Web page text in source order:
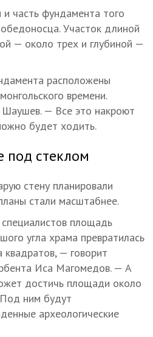
часть фундамента того
Участок длиной
— около трех и глубиной —
расположены
времени.
— Все это накроют
будет ходить.
под стеклом
стену планировали
стали масштабнее.
площадь
угла храма превратилась
— говорит
Иса Магомедов. — А
достичь площади около
ним будут
археологические